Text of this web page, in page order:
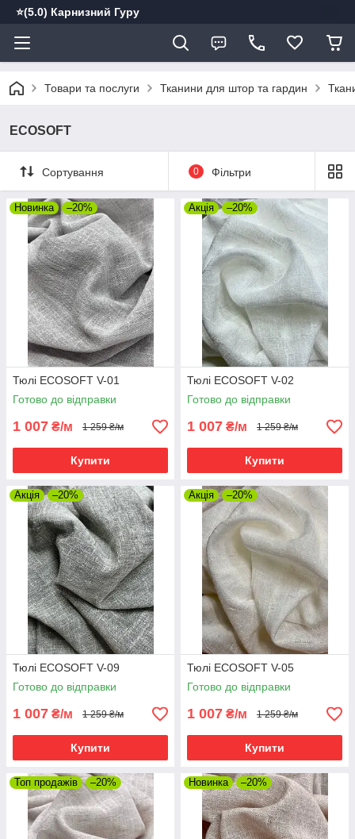
⭐️(5.0) Карнизний Гуру
Товари та послуги Тканини для штор та гардин
ECOSOFT
Сортування 0 Фільтри
Новинка –20%
Тюлі ECOSOFT V-01
Готово до відправки
1 007 ₴/м 1 259 ₴/м
Купити
Акція –20%
Тюлі ECOSOFT V-02
Готово до відправки
1 007 ₴/м 1 259 ₴/м
Купити
Акція –20%
Тюлі ECOSOFT V-09
Готово до відправки
1 007 ₴/м 1 259 ₴/м
Купити
Акція –20%
Тюлі ECOSOFT V-05
Готово до відправки
1 007 ₴/м 1 259 ₴/м
Купити
Топ продажів –20% Новинка –20%